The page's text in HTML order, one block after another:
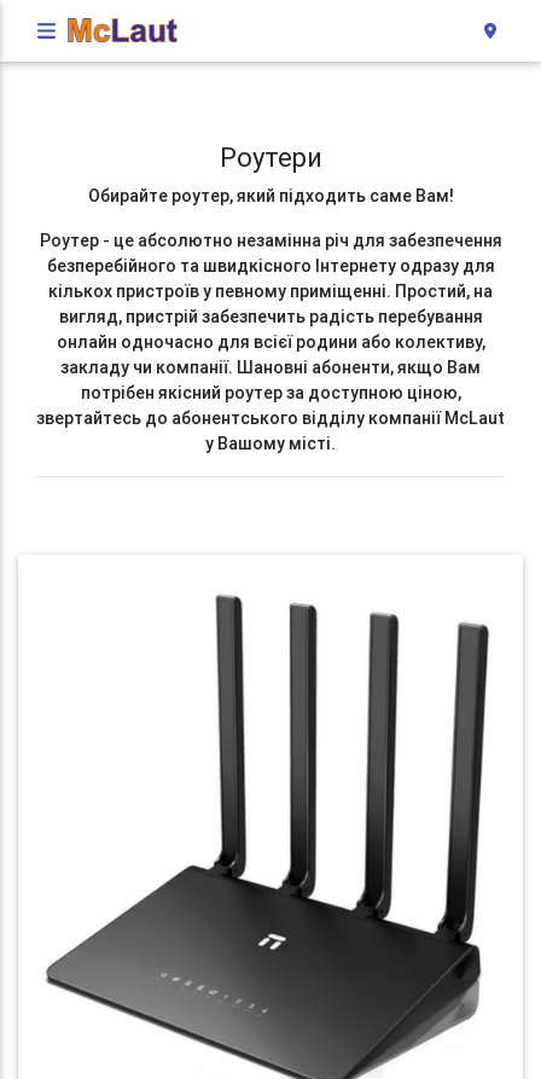
Роутери
Обирайте роутер, який підходить саме Вам!
Роутер - це абсолютно незамінна річ для забезпечення
безперебійного та швидкісного Інтернету одразу для
кількох пристроїв у певному приміщенні. Простий, на
вигляд, пристрій забезпечить радість перебування
онлайн одночасно для всієї родини або колективу,
закладу чи компанії. Шановні абоненти, якщо Вам
потрібен якісний роутер за доступною ціною,
звертайтесь до абонентського відділу компанії McLaut
у Вашому місті.